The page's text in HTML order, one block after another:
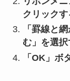
クリックす
「罫線と
む」を選択
「OK」ボ